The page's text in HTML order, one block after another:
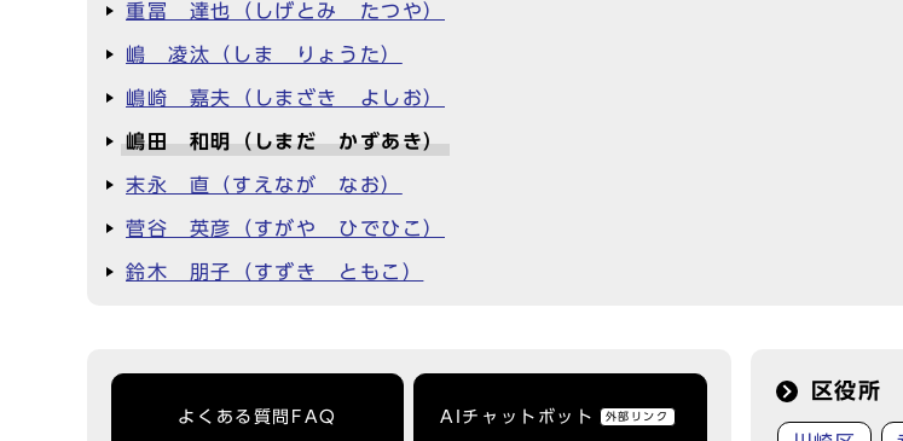
重冨 達也（しげとみ たつや）
嶋 凌汰（しま りょうた）
嶋崎 嘉夫（しまざき よしお）
嶋田 和明（しまだ かずあき）
末永 直（すえなが なお）
菅谷 英彦（すがや ひでひこ）
鈴木 朋子（すずき ともこ）
よくある質問FAQ AIチャットボット 外部リンク
区役所